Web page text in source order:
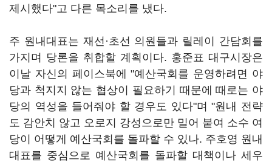
제시했다"고 다른 목소리를 냈다.
주 원내대표는 재선·초선 의원들과 릴레이 간담회를
가지며 당론을 취합할 계획이다. 홍준표 대구시장은
이날 자신의 페이스북에 "예산국회를 운영하려면 야
당과 척지지 않는 협상이 필요하기 때문에 때로는 야
당의 역성을 들어줘야 할 경우도 있다"며 "원내 전략
도 감안치 않고 오로지 강성으로만 밀어 붙여 소수 여
당이 어떻게 예산국회를 돌파할 수 있나. 주호영 원내
대표를 중심으로 예산국회를 돌파할 대책이나 세우